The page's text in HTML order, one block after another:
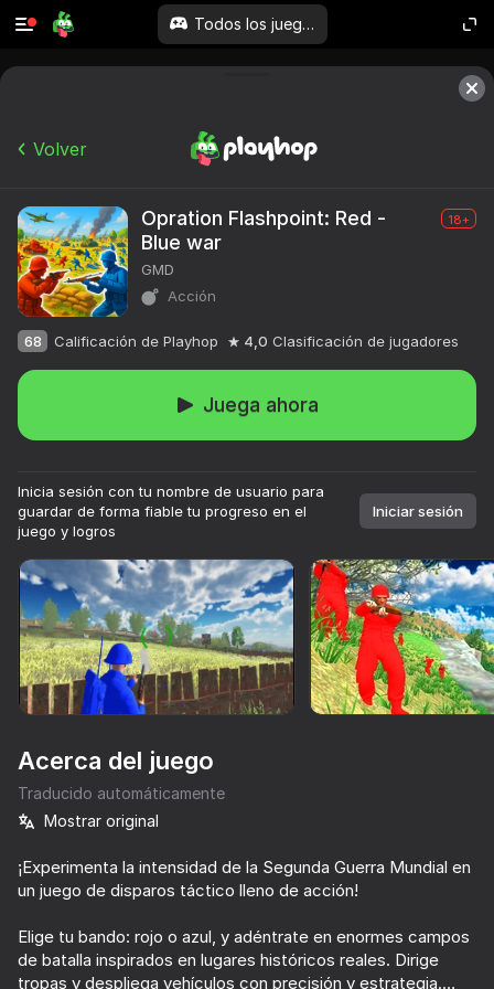
Todos los juegos
gratis.
Todos tuyos.
Jugar
Este juego solo admite orientación paisaje
JUGAR
CS 1
78
Bodycam Shooter
72
Guerra Caballeros: Batalla arena espadas 3D
87 85
Volver
Opration Flashpoint: Red -
Blue war
18+
GMD
Acción
68 Calificación de Playhop 4,0 Clasificación de jugadores
Juega ahora
Inicia sesión con tu nombre de usuario para
guardar de forma fiable tu progreso en el
juego y logros
Iniciar sesión
Acerca del juego
Traducido automáticamente
Mostrar original
¡Experimenta la intensidad de la Segunda Guerra Mundial en
un juego de disparos táctico lleno de acción!
Elige tu bando: rojo o azul, y adéntrate en enormes campos
de batalla inspirados en lugares históricos reales. Dirige
tropas y despliega vehículos con precisión y estrategia.